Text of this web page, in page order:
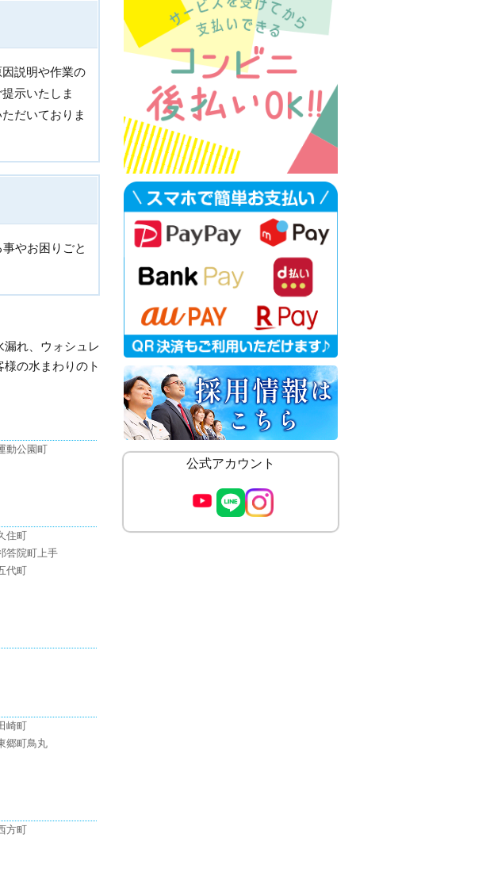
説明や作業の
示いたしま
だいておりま
やお困りごと
れ、ウォシュレ
の水まわりのト
動公園町
住町
答院町上手
代町
崎町
郷町鳥丸
方町
公式アカウント